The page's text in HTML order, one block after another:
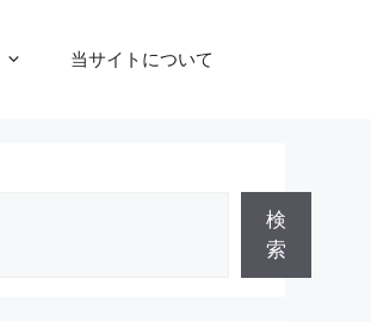
当サイトについて
検
索